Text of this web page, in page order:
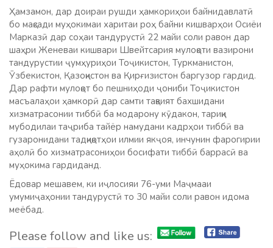
Ҳамзамон, дар доираи рушди ҳамкориҳои байнидавлатӣ
бо мақсади муҳокимаи харитаи роҳ байни кишварҳои Осиёи
Марказӣ дар соҳаи тандурустӣ 22 майи соли равон дар
шаҳри Женеваи кишвари Швейтсария мулоқоти вазирони
тандурустии ҷумҳуриҳои Тоҷикистон, Туркманистон,
Ӯзбекистон, Қазоқистон ва Қирғизистон баргузор гардид.
Дар рафти мулоқот бо пешниҳоди ҷониби Тоҷикистон
масъалаҳои ҳамкорӣ дар самти тақвият бахшидани
хизматрасонии тиббӣ ба модарону кӯдакон, тариқи
мубодилаи таҷриба тайёр намудани кадрҳои тиббӣ ва
гузаронидани тадқиқотҳои илмии якҷоя, инчунин фарогирии
аҳолӣ бо хизматрасониҳои босифати тиббӣ баррасӣ ва
муҳокима гардиданд.
Ёдовар мешавем, ки иҷлосияи 76-уми Маҷмааи
умумиҷаҳонии тандурустӣ то 30 майи соли равон идома
меёбад.
Please follow and like us: